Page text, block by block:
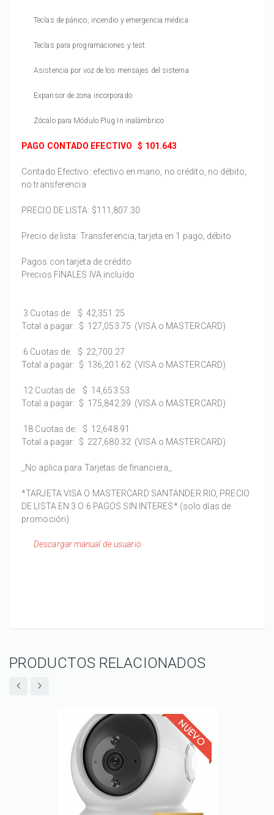
Teclas de pánico, incendio y emergencia médica
Teclas para programaciones y test
Asistencia por voz de los mensajes del sistema
Expansor de zona incorporado
Zócalo para Módulo Plug In inalámbrico
PAGO CONTADO EFECTIVO $ 101.643
Contado Efectivo: efectivo en mano, no crédito, no débito,
no transferencia
PRECIO DE LISTA: $111,807.30
Precio de lista: Transferencia, tarjeta en 1 pago, débito
Pagos con tarjeta de crédito
Precios FINALES IVA incluído
3 Cuotas de:
$ 42,351.25
Total a pagar: $ 127,053.75 (VISA o MASTERCARD)
6 Cuotas de:
$ 22,700.27
Total a pagar: $ 136,201.62 (VISA o MASTERCARD)
12 Cuotas de:
$ 14,653.53
Total a pagar: $ 175,842.39 (VISA o MASTERCARD)
18 Cuotas de:
$ 12,648.91
Total a pagar: $ 227,680.32 (VISA o MASTERCARD)
_No aplica para Tarjetas de financiera_
*TARJETA VISA O MASTERCARD SANTANDER RIO, PRECIO
DE LISTA EN 3 O 6 PAGOS SIN INTERES* (solo días de
promoción)
Descargar manual de usuario
PRODUCTOS RELACIONADOS